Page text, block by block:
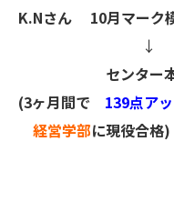
K.Nさん 10月マーク
↓
センター
(3ヶ月間で 139点ア
経営学部に現役合格)